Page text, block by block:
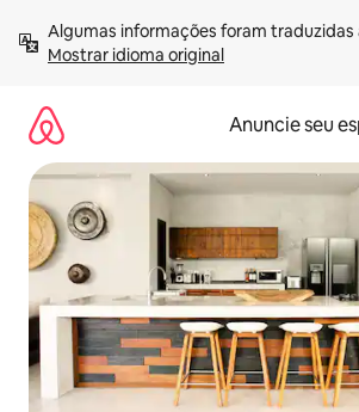
para
Mostrar idioma original
Anuncie seu